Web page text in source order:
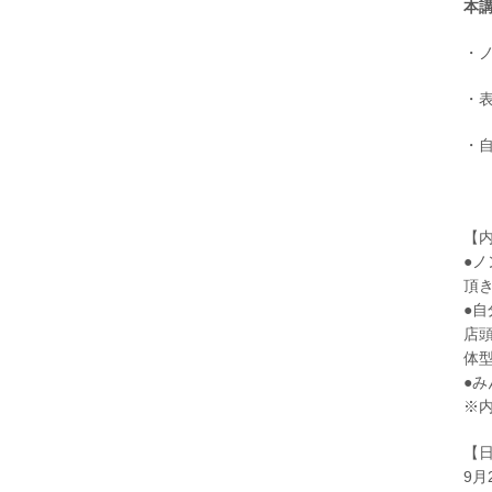
本
・
・
・
【
●ノ
頂
●自
店
体
●み
※
【
9月